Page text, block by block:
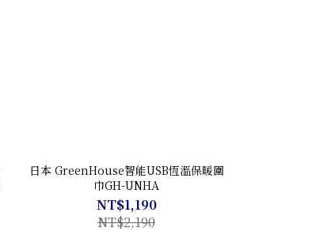
日本 GreenHouse智能USB恆溫保暖圍
巾GH-UNHA
NT$1,190
NT$2,190